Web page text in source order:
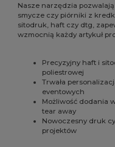
Nasze narzędzia
smycze czy piórniki z
sitodruk, haft czy dtg,
wzmocnią każdy artykuł
Precyzyjny haft i
poliestrowej
Trwała
eventowych
Możliwość dodania
tear away
Nowoczesny druk
projektów